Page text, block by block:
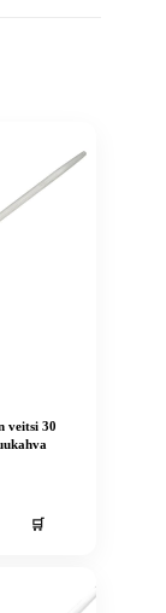
veitsi 30
🛒